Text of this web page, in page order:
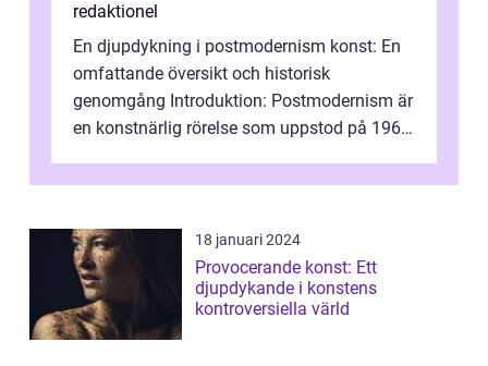
redaktionel
En djupdykning i postmodernism konst: En
omfattande översikt och historisk
genomgång Introduktion: Postmodernism är
en konstnärlig rörelse som uppstod på 1960-
18 januari 2024
Provocerande konst: Ett
djupdykande i konstens
kontroversiella värld